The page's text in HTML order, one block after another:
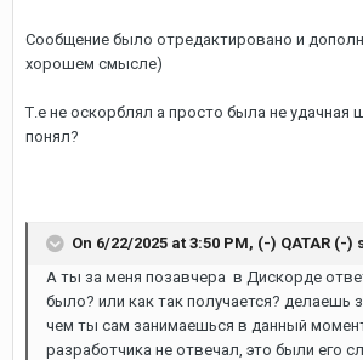
Сообщение было отредактировано и
хорошем смысле)
Т.е не оскорблял а просто была не удачная
понял?
On 6/22/2025 at 3:50 PM, (-) QATAR (-)
А ты за меня позавчера в Дискорде
было? или как так получается? делаешь
чем ты сам занимаешься в данный
разработчика не отвечал, это были его